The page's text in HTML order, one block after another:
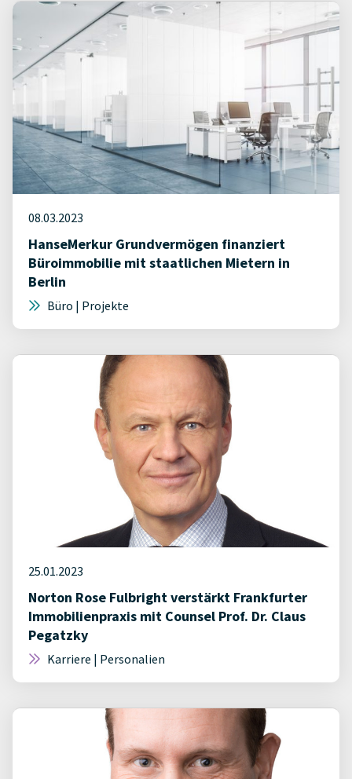
08.03.2023
HanseMerkur Grundvermögen finanziert
Büroimmobilie mit staatlichen Mietern in
Berlin
Büro | Projekte
25.01.2023
Norton Rose Fulbright verstärkt Frankfurter
Immobilienpraxis mit Counsel Prof. Dr. Claus
Pegatzky
Karriere | Personalien